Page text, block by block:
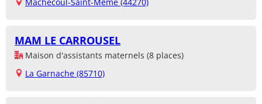
Machecoul-Saint-Même (44270)
MAM LE CARROUSEL
Maison d'assistants maternels (8 places)
La Garnache (85710)